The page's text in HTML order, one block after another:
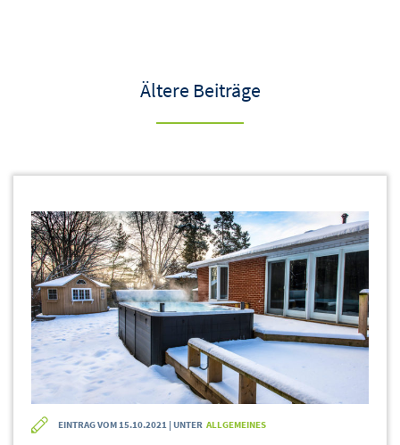
Ältere Beiträge
EINTRAG VOM 15.10.2021 | UNTER ALLGEMEINES